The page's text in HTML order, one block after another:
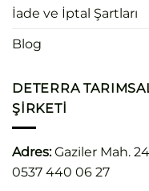
İade ve İptal Şartları
Blog
DETERRA
ŞIRKETI
Adres:Gaziler Mah.
0537 440 06 27